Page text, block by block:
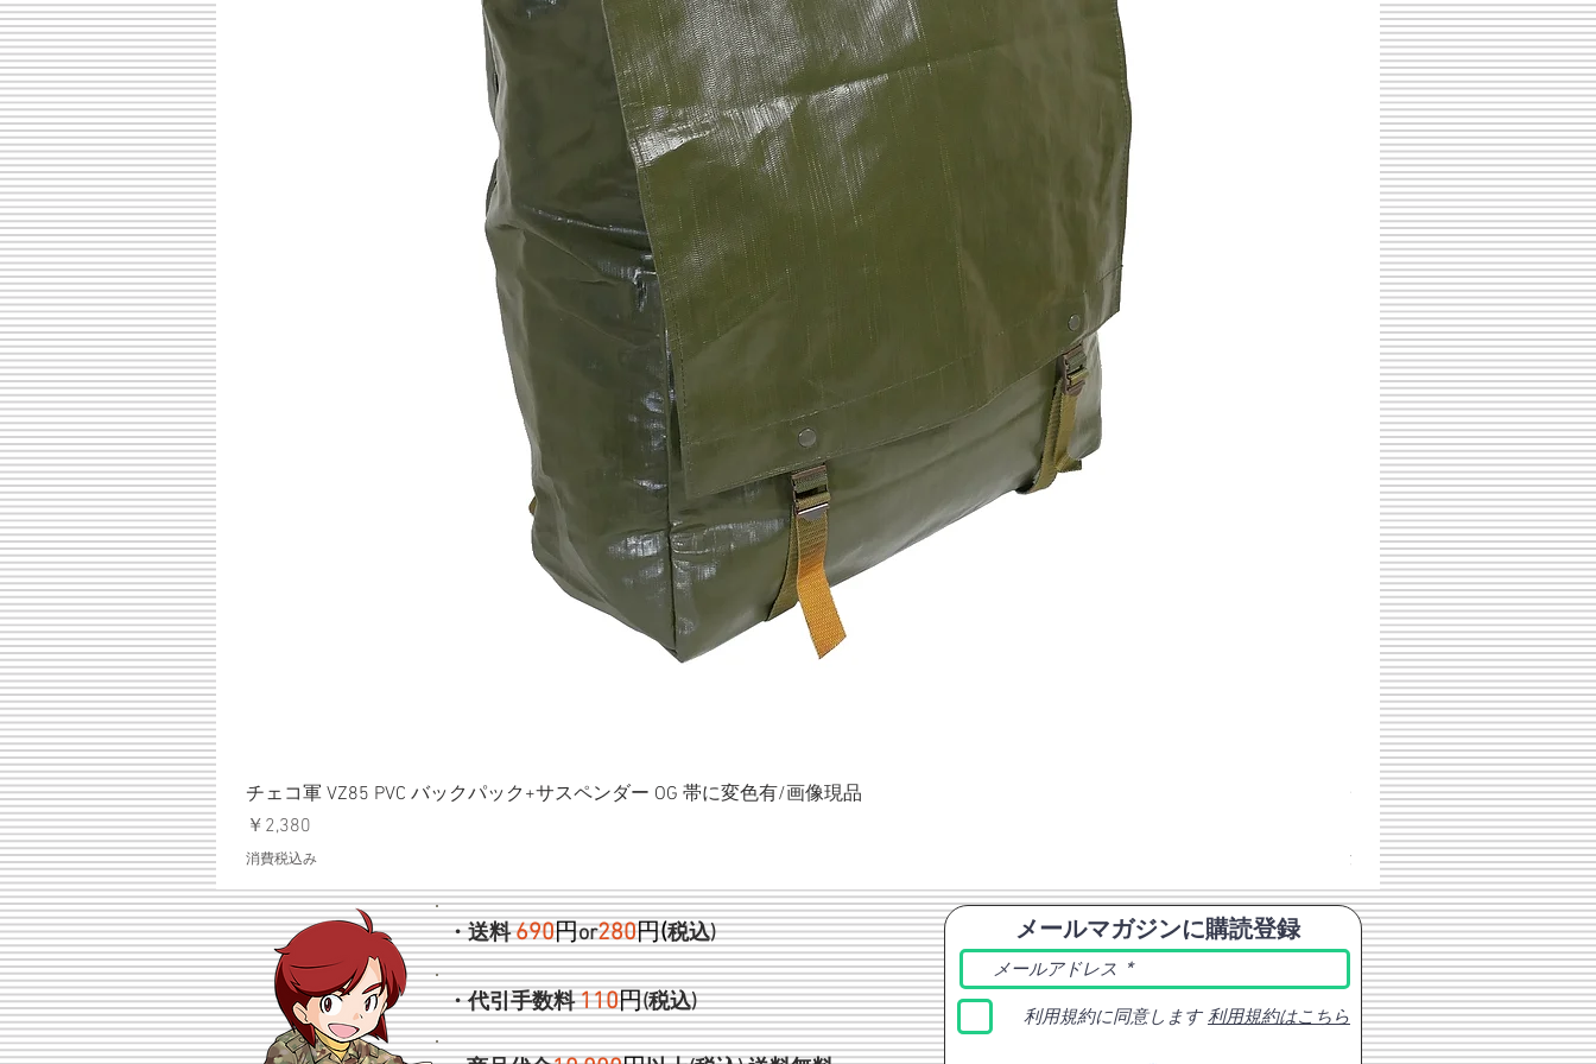
チェコ軍 VZ85 PVC バックパック+サスペンダー OG 帯に変色有/画像現品
価格
￥2,380
消費税込み
チェコスロバキア軍 連邦共
価格
￥398
消費税込み
・送料690円or280円(税込)
・代引手数料110円(税込)
メールマガジンに購読登録
利用規約に同意します 利用規約はこちら